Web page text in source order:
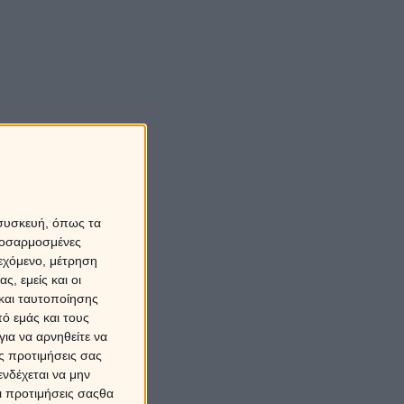
όπως τα
μέτρηση
εμείς και οι
ταυτοποίησης
εμάς και τους
να αρνηθείτε να
προτιμήσεις σας
να μην
προτιμήσεις σαςθα